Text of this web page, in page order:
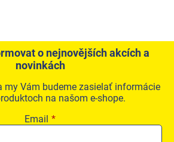
o nejnovějších akcích a
novinkách
my Vám budeme zasielať informácie
na našom e-shope.
Email